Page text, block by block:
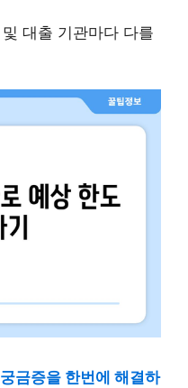
대출 기관마다 다를
금증을 한번에 해결하